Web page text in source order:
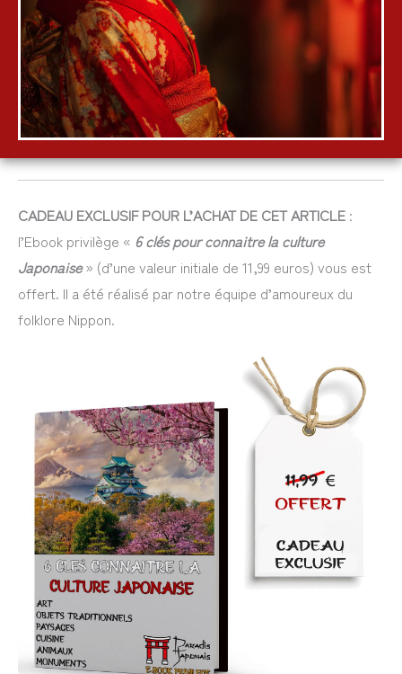
CADEAU EXCLUSIF POUR L’ACHAT DE CET ARTICLE :
l’Ebook privilège « 6 clés pour connaitre la culture
Japonaise» (d’une valeur initiale de 11,99 euros) vous est
offert. Il a été réalisé par notre équipe d’amoureux du
folklore Nippon.